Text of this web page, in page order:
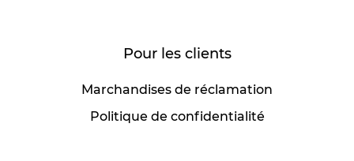
Pour les clients
Marchandises de réclamation
Politique de confidentialité